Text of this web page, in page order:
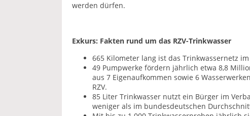
werden dürfen.
Exkurs: Fakten rund um das RZV-Trinkwasser
665 Kilometer lang ist das Trinkwassernetz
49 Pumpwerke fördern jährlich etwa 8,8
aus 7 Eigenaufkommen sowie 6
RZV.
85 Liter Trinkwasser nutzt ein Bürger im
weniger als im bundesdeutschen